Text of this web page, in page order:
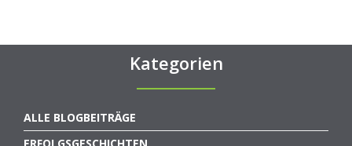
Kategorien
ALLE BLOGBEITRÄGE